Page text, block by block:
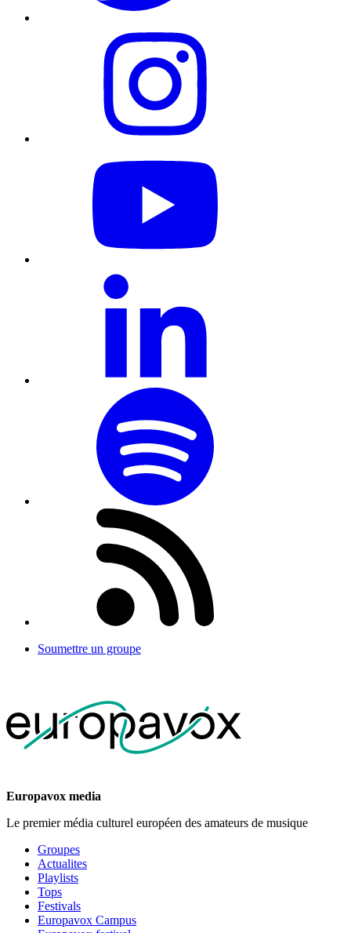
Soumettre un groupe
Europavox media
Le premier média culturel européen des amateurs de musique
Groupes
Actualites
Playlists
Tops
Festivals
Europavox Campus